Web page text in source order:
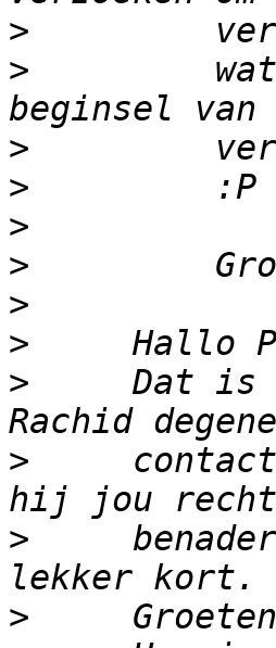
>
>
>
>
>
>
>
>
>
Dat is
>
>
>